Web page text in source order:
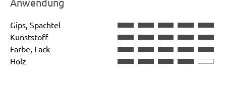
Gips, Spachtel
Kunststoff
Farbe, Lack
Holz